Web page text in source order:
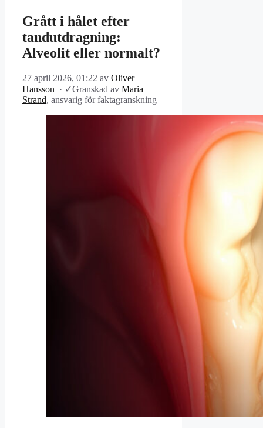
Grått i hålet efter
tandutdragning:
Alveolit eller normalt?
27 april 2026, 01:22 av Oliver
Hansson
· ✓Granskad av Maria
Strand, ansvarig för faktagranskning